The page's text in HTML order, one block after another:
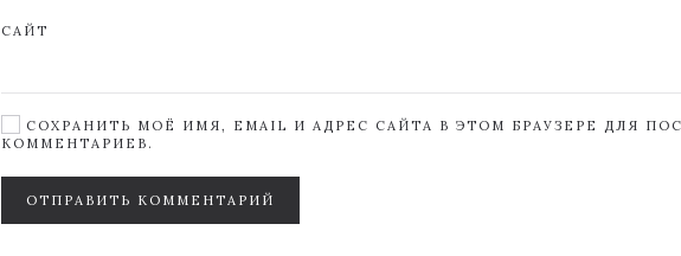
САЙТ
СОХРАНИТЬ МОЁ ИМЯ, EMAIL И АДРЕС САЙТА В ЭТОМ БРАУЗЕРЕ ДЛЯ
КОММЕНТАРИЕВ.
ОТПРАВИТЬ КОММЕНТАРИЙ